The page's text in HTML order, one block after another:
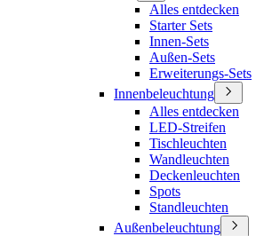
Alles entdecken
Starter Sets
Innen-Sets
Außen-Sets
Erweiterungs-Sets
Innenbeleuchtung
Alles entdecken
LED-Streifen
Tischleuchten
Wandleuchten
Deckenleuchten
Spots
Standleuchten
Außenbeleuchtung